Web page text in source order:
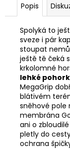
Popis
Spolyká to
sveze i pár
stoupat
ještě tě čeká
krkolomné
lehké
MegaGrip
blátivém
sněhové pole
membrána
ani o
pletly do
ochrana